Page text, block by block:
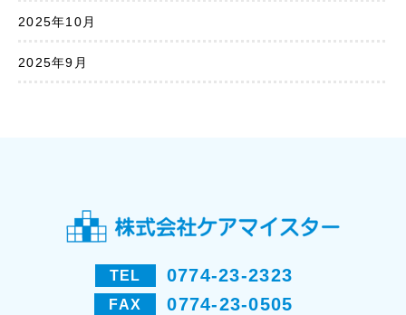
2025年10月
2025年9月
TEL 0774-23-2323
FAX 0774-23-0505